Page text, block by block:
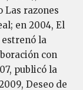
Las razones
en 2004, El
la
con
publicó la
Deseo de